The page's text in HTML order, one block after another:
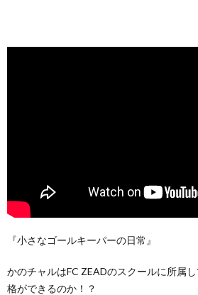
『小さなゴールキーパーの日常』
かのチャルはFC ZEADのスクールに所属
格ができるのか！？